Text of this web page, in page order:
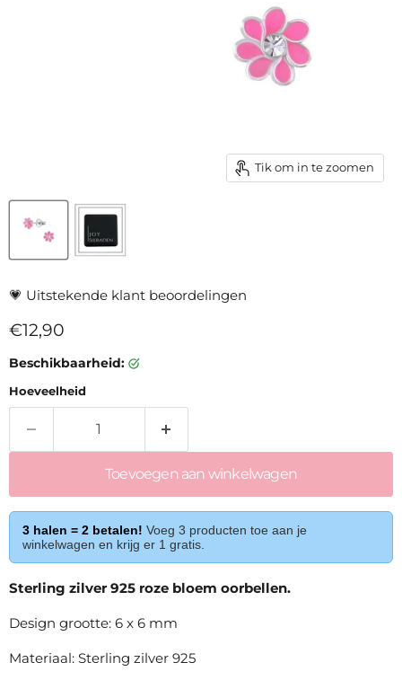
Tik om in te zoomen
💗 Uitstekende klant beoordelingen
Huidige prijs
€12,90
Beschikbaarheid:
Hoeveelheid
Toevoegen aan winkelwagen
3 halen = 2 betalen! Voeg 3 producten toe aan je
winkelwagen en krijg er 1 gratis.
Sterling zilver 925 roze bloem oorbellen.
Design grootte: 6 x 6 mm
Materiaal: Sterling zilver 925